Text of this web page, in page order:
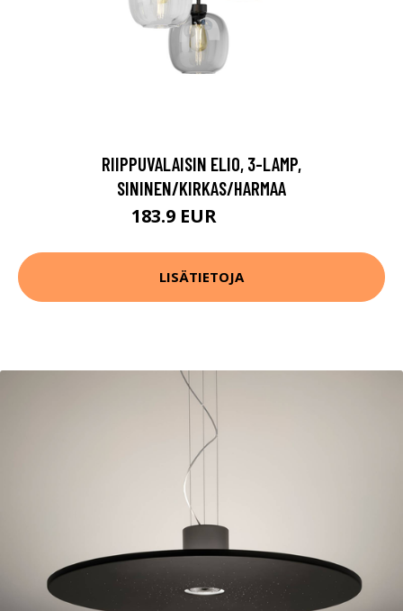
RIIPPUVALAISIN ELIO, 3-LAMP,
SININEN/KIRKAS/HARMAA
183.9 EUR
LISÄTIETOJA